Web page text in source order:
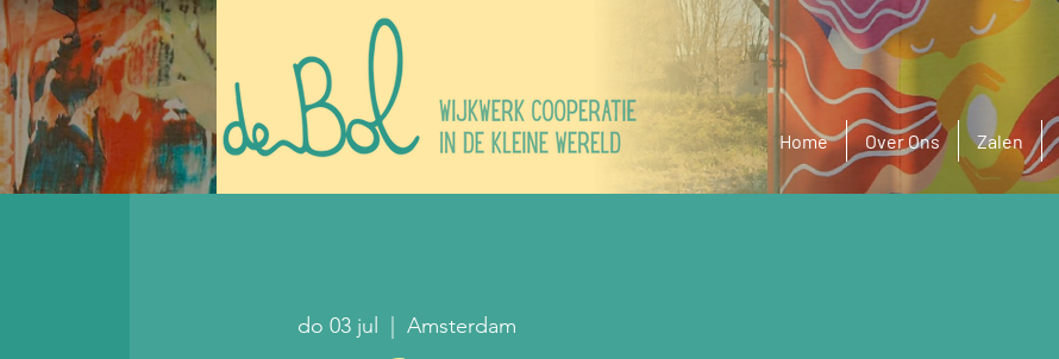
Home Over Ons Zalen
do 03 jul Amsterdam